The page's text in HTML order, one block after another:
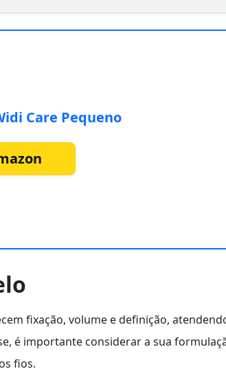
Care Pequeno
fixação, volume e definição,
é importante considerar a sua
fios.